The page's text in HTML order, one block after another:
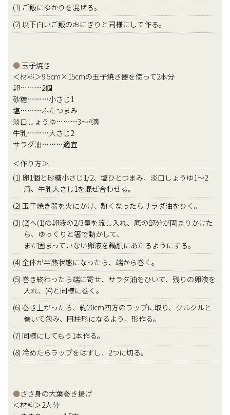
(1) ご飯にゆかりを混ぜる。
(2) 以下白いご飯のおにぎりと同様にして作る。
● 玉子焼き
＜材料＞9.5cm×15cmの玉子焼き器を使って2本分
卵………2個
砂糖………小さじ1
塩………ふたつまみ
淡口しょうゆ………3～4滴
牛乳………大さじ2
サラダ油………適宜
＜作り方＞
(1) 卵1個と砂糖小さじ1/2、塩ひとつまみ、淡口しょうゆ1～2
滴、牛乳大さじ1を混ぜ合わせる。
(2) 玉子焼き器を火にかけ、熱くなったらサラダ油をひく。
(3) (2)へ(1)の卵液の2/3量を流し入れ、底の部分が固まりかけた
ら、ゆっくりと箸で動かして、
まだ固まっていない卵液を鍋肌にあたるようにする。
(4) 全体が半熟状態になったら、端から巻く。
(5) 巻き終わったら端に寄せ、サラダ油をひいて、残りの卵液を
入れ、(4)と同様に巻く。
(6) 巻き上がったら、約20cm四方のラップに取り、クルクルと
巻いて包み、円柱形になるよう、形作る。
(7) 同様にしてもう1本作る。
(8) 冷めたらラップをはずし、2つに切る。
●ささ身の大葉巻き揚げ
＜材料＞2人分